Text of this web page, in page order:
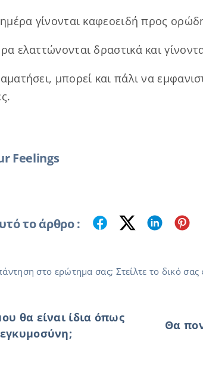
γίνονται καφεοειδή προς
ελαττώνονται δραστικά και
μπορεί και πάλι να
Feelings
το άρθρο :
στο ερώτημα σας; Στείλτε το δικό
θα είναι ίδια όπως
Θα